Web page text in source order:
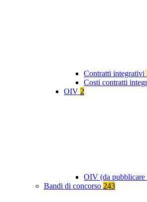
Contratti integrativi
Costi contratti
OIV 2
OIV (da pubblicare
Bandi di concorso 243